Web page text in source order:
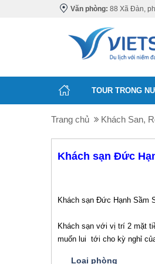
Văn phòng: 88 Xã Đàn,
TOUR TRONG
Trang chủ Khách San,
Khách sạn Đức
Khách sạn Đức Hạnh Sầm
Khách sạn với vị trí 2 mặt
muốn lui tới cho kỳ nghỉ
Loại phòng